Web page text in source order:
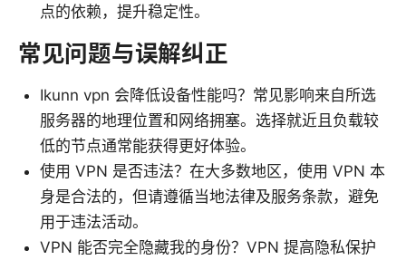
点的依赖，提升稳定性。
常见问题与误解纠正
Ikunn vpn 会降低设备性能吗？常见影响来自所选
服务器的地理位置和网络拥塞。选择就近且负载较
低的节点通常能获得更好体验。
使用 VPN 是否违法？在大多数地区，使用 VPN 本
身是合法的，但请遵循当地法律及服务条款，避免
用于违法活动。
VPN 能否完全隐藏我的身份？VPN 提高隐私保护